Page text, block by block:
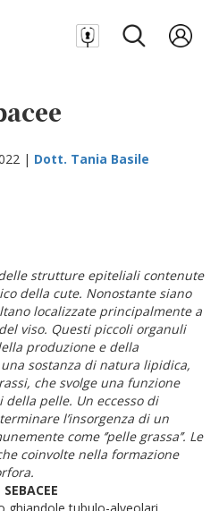
| Dott. Tania Basile
strutture epiteliali contenute
della cute. Nonostante siano
localizzate principalmente a
viso. Questi piccoli organuli
produzione e della
sostanza di natura lipidica,
che svolge una funzione
pelle. Un eccesso di
l’insorgenza di un
come ‘’pelle grassa’’. Le
coinvolte nella formazione